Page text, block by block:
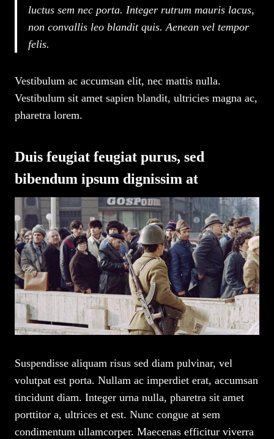
luctus sem nec porta. Integer rutrum mauris lacus,
non convallis leo blandit quis. Aenean vel tempor
felis.
Vestibulum ac accumsan elit, nec mattis nulla.
Vestibulum sit amet sapien blandit, ultricies magna ac,
pharetra lorem.
Duis feugiat feugiat purus, sed
bibendum ipsum dignissim at
Suspendisse aliquam risus sed diam pulvinar, vel
volutpat est porta. Nullam ac imperdiet erat, accumsan
tincidunt diam. Integer urna nulla, pharetra sit amet
porttitor a, ultrices et est. Nunc congue at sem
condimentum ullamcorper. Maecenas efficitur viverra